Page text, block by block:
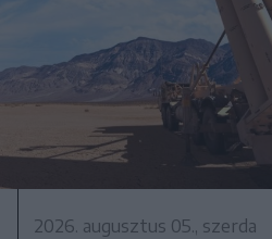
2026. augusztus 05., szerda